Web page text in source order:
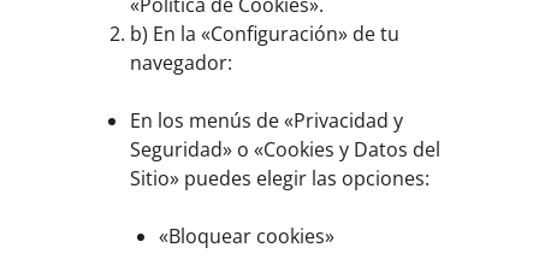
b) En la «Configuración» de tu
navegador:
En los menús de «Privacidad y
Seguridad» o «Cookies y Datos del
Sitio» puedes elegir las opciones:
«Bloquear cookies»